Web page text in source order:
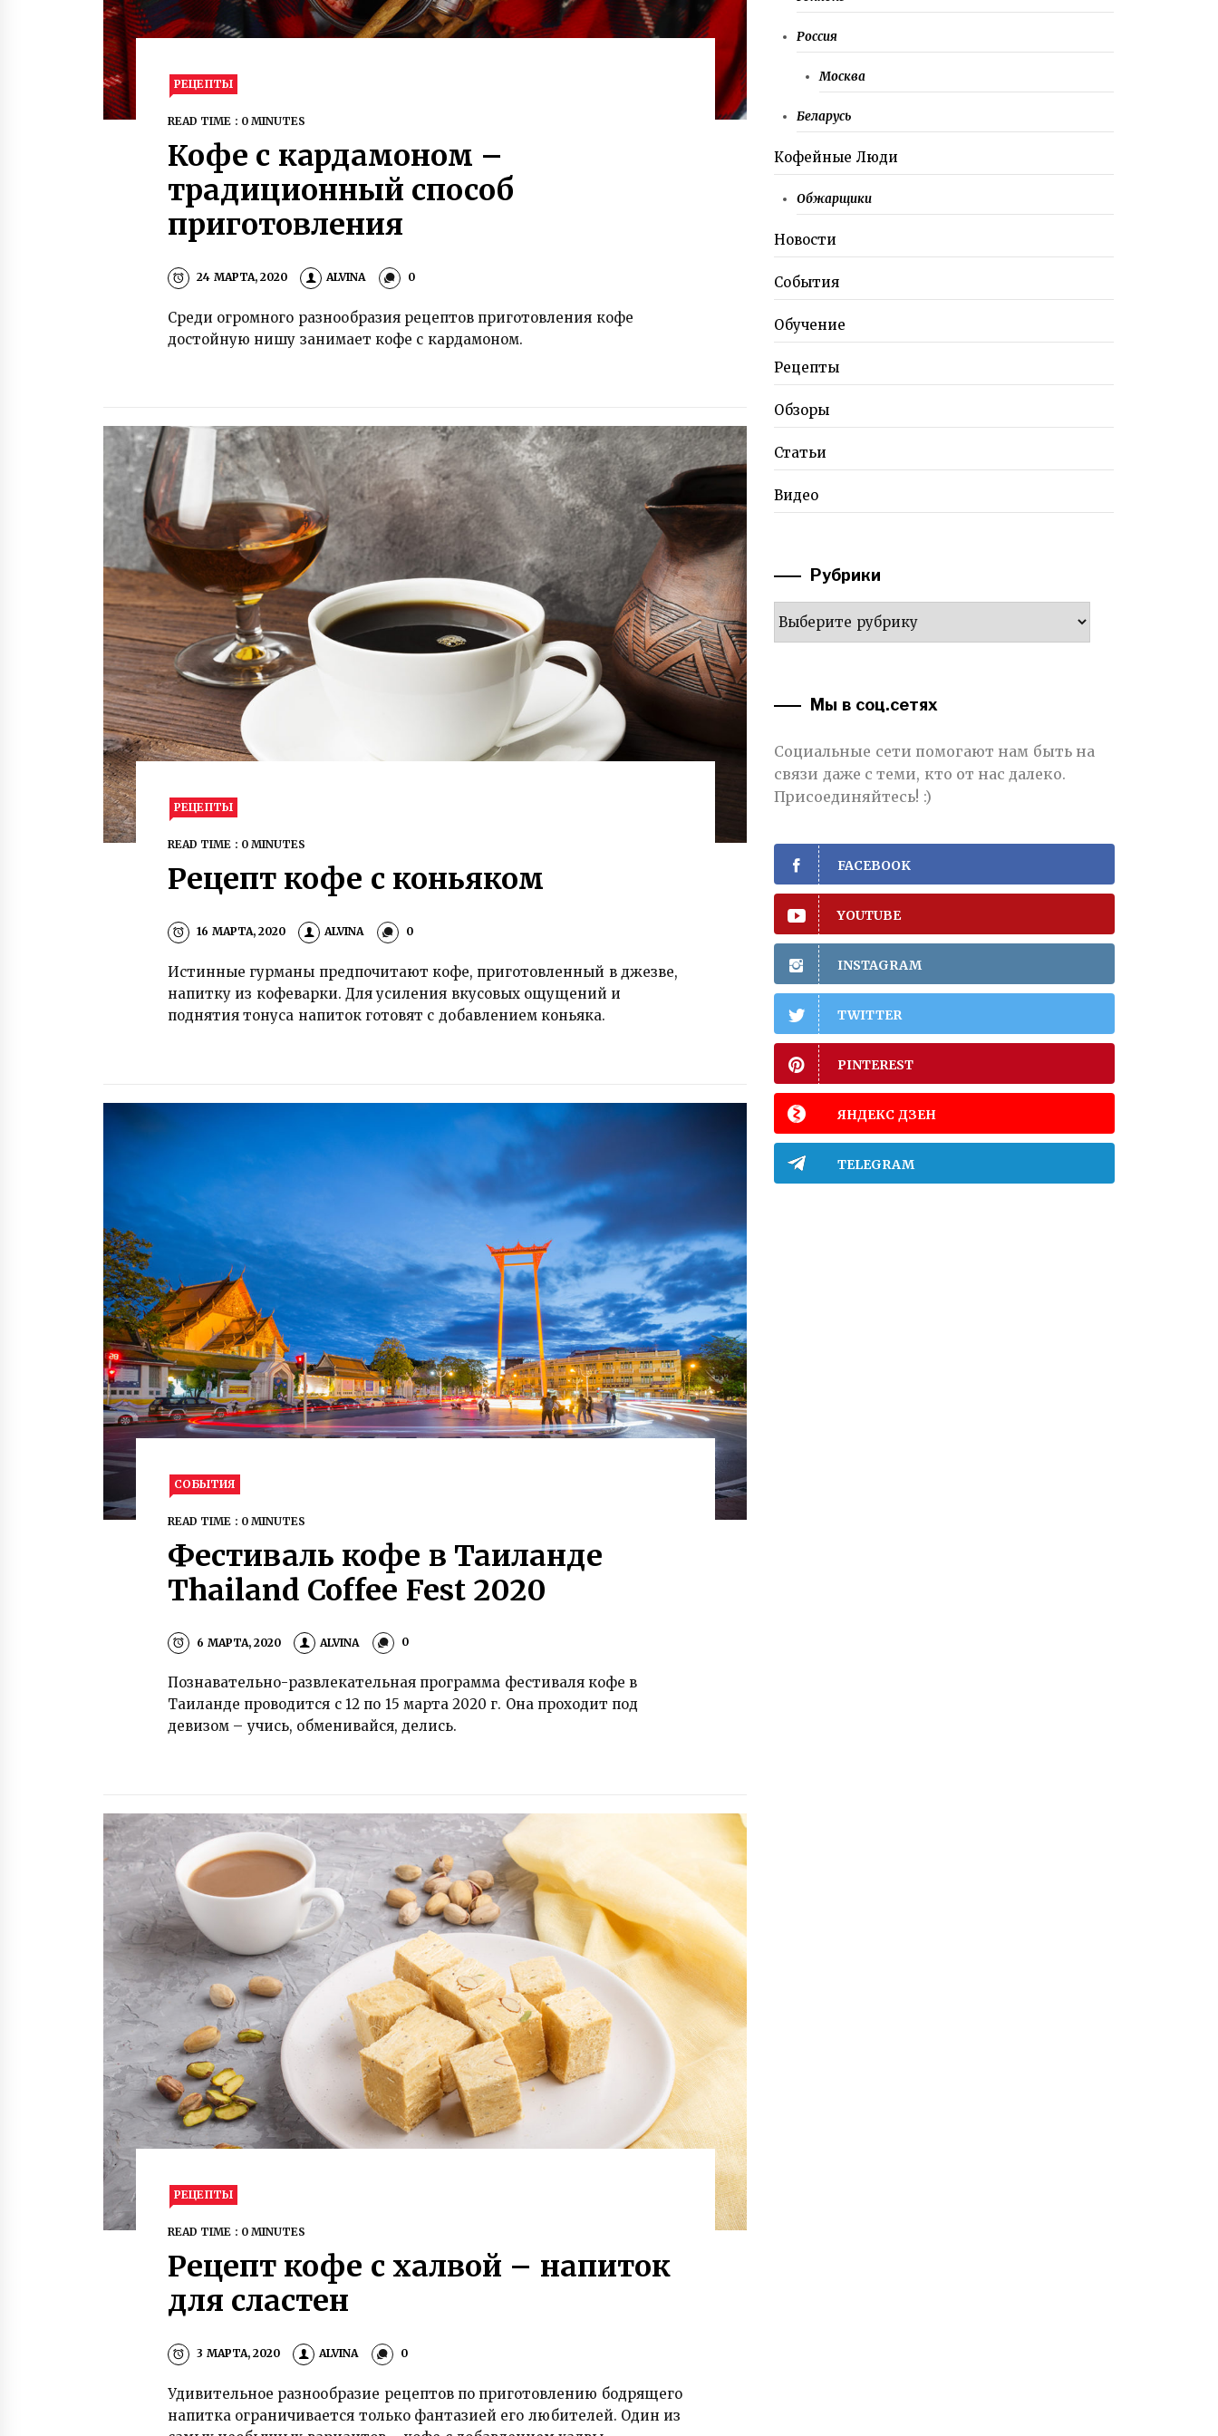
РЕЦЕПТЫ
READ TIME : 0 MINUTES
Кофе с кардамоном –
традиционный способ
приготовления
24 МАРТА, 2020 ALVINA 0
Среди огромного разнообразия рецептов приготовления кофе
достойную нишу занимает кофе с кардамоном.
РЕЦЕПТЫ
READ TIME : 0 MINUTES
Рецепт кофе с коньяком
16 МАРТА, 2020 ALVINA 0
Истинные гурманы предпочитают кофе, приготовленный в джезве,
напитку из кофеварки. Для усиления вкусовых ощущений и
поднятия тонуса напиток готовят с добавлением коньяка.
СОБЫТИЯ
READ TIME : 0 MINUTES
Фестиваль кофе в Таиланде
Thailand Coffee Fest 2020
6 МАРТА, 2020 ALVINA 0
Познавательно-развлекательная программа фестиваля кофе в
Таиланде проводится с 12 по 15 марта 2020 г. Она проходит под
девизом – учись, обменивайся, делись.
РЕЦЕПТЫ
READ TIME : 0 MINUTES
Рецепт кофе с халвой – напиток
для сластен
3 МАРТА, 2020 ALVINA 0
Удивительное разнообразие рецептов по приготовлению бодрящего
напитка ограничивается только фантазией его любителей. Один из
Россия
Москва
Беларусь
Кофейные Люди
Обжарщики
Новости
События
Обучение
Рецепты
Обзоры
Статьи
Видео
Рубрики
Рубрики
Мы в соц.сетях
Социальные сети помогают нам быть на
связи даже с теми, кто от нас далеко.
Присоединяйтесь! :)
FACEBOOK
YOUTUBE
INSTAGRAM
TWITTER
PINTEREST
ЯНДЕКС ДЗЕН
TELEGRAM